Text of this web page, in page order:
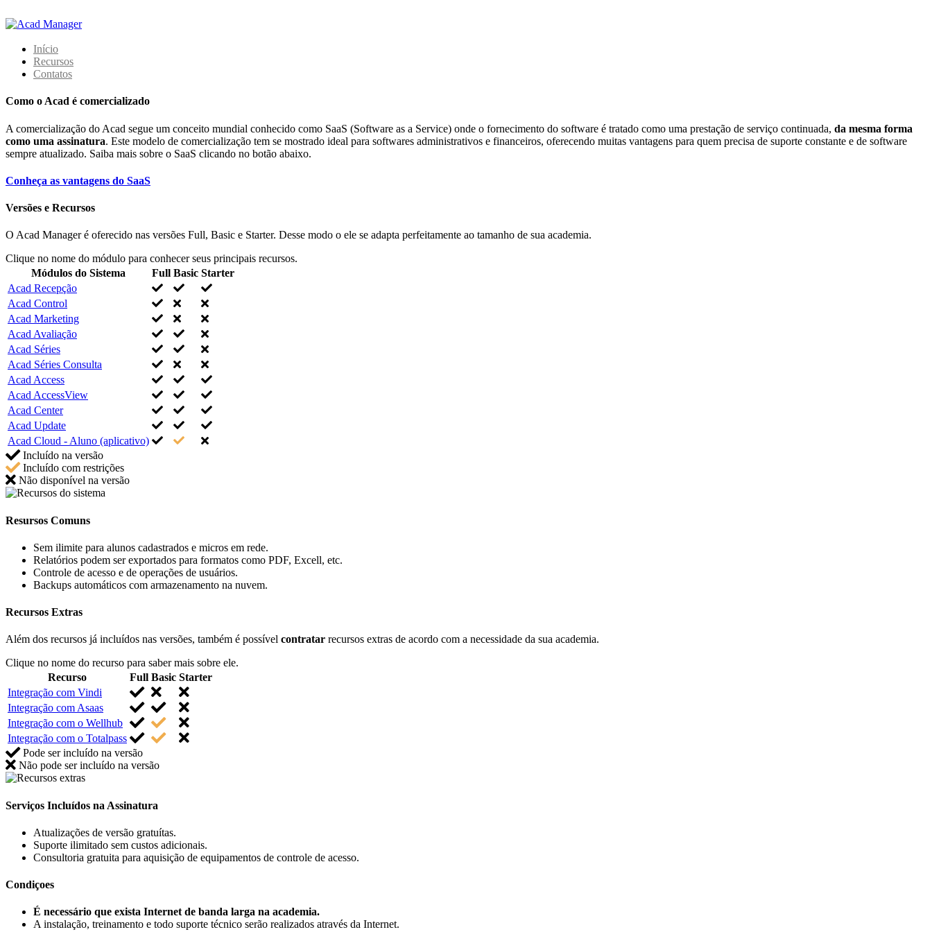
Início
Recursos
Contatos
Como o Acad é comercializado
A comercialização do Acad segue um conceito mundial conhecido como SaaS (Software as a Service) onde o fornecimento do software é tratado como uma prestação de serviço continuada, da mesma forma
como uma assinatura. Este modelo de comercialização tem se mostrado ideal para softwares administrativos e financeiros, oferecendo muitas vantagens para quem precisa de suporte constante e de software
sempre atualizado. Saiba mais sobre o SaaS clicando no botão abaixo.
Conheça as vantagens do SaaS
Versões e Recursos
O Acad Manager é oferecido nas versões Full, Basic e Starter. Desse modo o ele se adapta perfeitamente ao tamanho de sua academia.
Clique no nome do módulo para conhecer seus principais recursos.
Módulos do Sistema
Full Basic Starter
Acad Recepção
Acad Control
Acad Marketing
Acad Avaliação
Acad Séries
Acad Séries Consulta
Acad Access
Acad AccessView
Acad Center
Acad Update
Acad Cloud - Aluno (aplicativo)
Incluído na versão
Incluído com restrições
Não disponível na versão
Resursos Comuns
Sem ilimite para alunos cadastrados e micros em rede.
Relatórios podem ser exportados para formatos como PDF, Excell, etc.
Controle de acesso e de operações de usuários.
Backups automáticos com armazenamento na nuvem.
Recursos Extras
Além dos recursos já incluídos nas versões, também é possível contratar recursos extras de acordo com a necessidade da sua academia.
Clique no nome do recurso para saber mais sobre ele.
Recurso
Full Basic Starter
Integração com Vindi
Integração com Asaas
Integração com o Wellhub
Integração com o Totalpass
Pode ser incluído na versão
Não pode ser incluído na versão
Serviços Incluídos na Assinatura
Atualizações de versão gratuítas.
Suporte ilimitado sem custos adicionais.
Consultoria gratuita para aquisição de equipamentos de controle de acesso.
Condiçoes
É necessário que exista Internet de banda larga na academia.
A instalação, treinamento e todo suporte técnico serão realizados através da Internet.